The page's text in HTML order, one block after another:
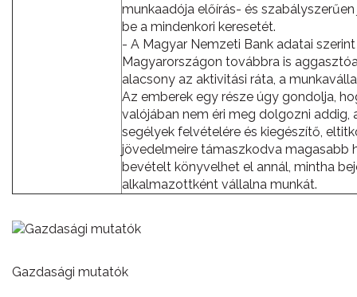
munkaadója előírás- és
be a mindenkori keresetét.
- A Magyar Nemzeti Bank adatai
Magyarországon továbbra is
alacsony az aktivitási ráta, a
Az emberek egy része úgy gondolja,
valójában nem éri meg dolgozni addig,
segélyek felvételére és kiegészítő,
jövedelmeire támaszkodva magasabb
bevételt könyvelhet el annál, mintha
alkalmazottként vállalna munkát.
Gazdasági mutatók